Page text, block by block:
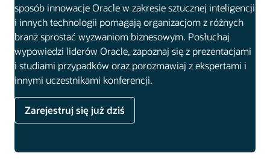
sposób innowacje Oracle w zakresie sztucznej inteligencji
i innych technologii pomagają organizacjom z różnych
branż sprostać wyzwaniom biznesowym. Posłuchaj
wypowiedzi liderów Oracle, zapoznaj się z prezentacjami
i studiami przypadków oraz porozmawiaj z ekspertami i
innymi uczestnikami konferencji.
Zarejestruj się już dziś